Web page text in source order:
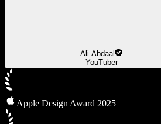
Ali Abdaal
YouTuber
Apple Design Award 2025